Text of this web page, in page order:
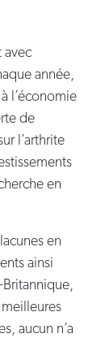
avec
année,
l’économie
de
l’arthrite
en
en
ainsi
aucun n’a